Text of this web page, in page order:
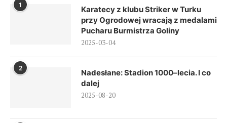
1
Karatecy z klubu Striker w Turku
przy Ogrodowej wracają z medalami
Pucharu Burmistrza Goliny
2025-03-04
2
Nadesłane: Stadion 1000–lecia. I co
dalej
2025-08-20